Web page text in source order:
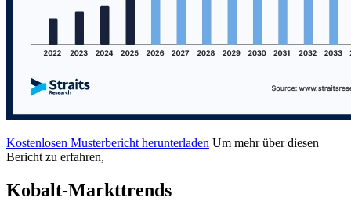
Kostenlosen Musterbericht herunterladen Um mehr über diesen
Bericht zu erfahren,
Kobalt-Markttrends